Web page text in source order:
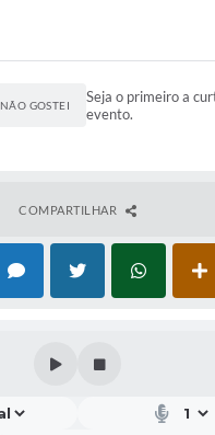
NÃO GOSTEI
Seja o primeiro a
evento.
COMPARTILHAR